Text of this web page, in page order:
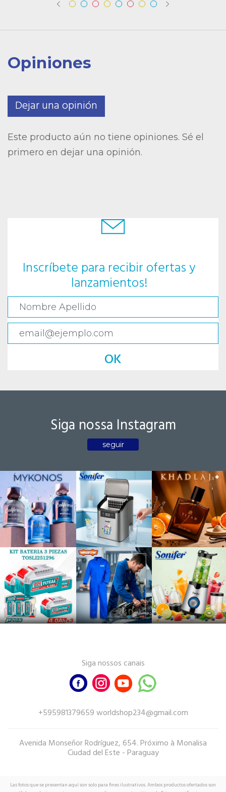
Opiniones
Dejar una opinión
Este producto aún no tiene opiniones. Sé el
primero en dejar una opinión.
Inscríbete para recibir ofertas y
lanzamientos!
OK
Siga nossa Instagram
seguir
Siga nossos canais
+595981379659 worldshop234@gmail.com
Avenida Monseñor Rodríguez, 654. Próximo à Monalisa
Ciudad del Este - Paraguay
Las fotos que se presentan aquí son solo para fines ilustrativos. Ambos productos ofertados son